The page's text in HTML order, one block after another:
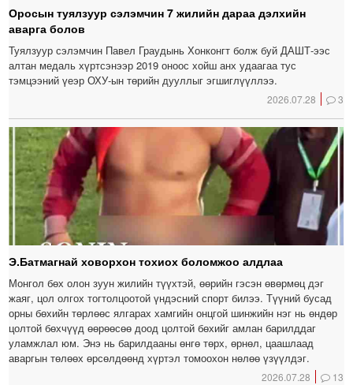
Оросын туялзуур сэлэмчин 7 жилийн дараа дэлхийн
аварга болов
Туялзуур сэлэмчин Павел Граудынь Хонконгт болж буй ДАШТ-ээс
алтан медаль хүртсэнээр 2019 оноос хойш анх удаагаа тус
тэмцээний үеэр ОХУ-ын төрийн дууллыг эгшиглүүллээ.
2026.07.28 3
Э.Батмагнай ховорхон тохиох боломжоо алдлаа
Монгол бөх олон зуун жилийн түүхтэй, өөрийн гэсэн өвөрмөц дэг
жаяг, цол олгох тогтолцоотой үндэсний спорт билээ. Түүний бусад
орны бөхийн төрлөөс ялгарах хамгийн онцгой шинжийн нэг нь өндөр
цолтой бөхчүүд өөрөөсөө доод цолтой бөхийг амлан барилддаг
уламжлал юм. Энэ нь барилдааны өнгө төрх, өрнөл, цаашлаад
аваргын төлөөх өрсөлдөөнд хүртэл томоохон нөлөө үзүүлдэг.
2026.07.28 13